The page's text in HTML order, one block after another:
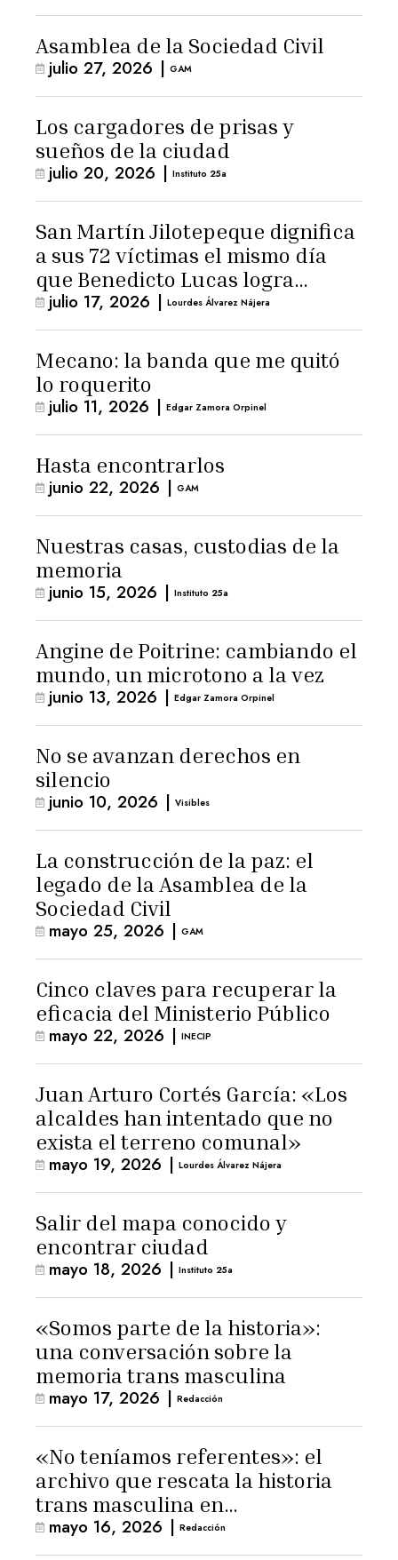
Asamblea de la Sociedad Civil
julio 27, 2026 | GAM
Los cargadores de prisas y
sueños de la ciudad
julio 20, 2026 | Instituto 25a
San Martín Jilotepeque dignifica
a sus 72 víctimas el mismo día
que Benedicto Lucas logra
arresto domiciliario
julio 17, 2026 | Lourdes Álvarez Nájera
Mecano: la banda que me quitó
lo roquerito
julio 11, 2026 | Edgar Zamora Orpinel
Hasta encontrarlos
junio 22, 2026 | GAM
Nuestras casas, custodias de la
memoria
junio 15, 2026 | Instituto 25a
Angine de Poitrine: cambiando el
mundo, un microtono a la vez
junio 13, 2026 | Edgar Zamora Orpinel
No se avanzan derechos en
silencio
junio 10, 2026 | Visibles
La construcción de la paz: el
legado de la Asamblea de la
Sociedad Civil
mayo 25, 2026 | GAM
Cinco claves para recuperar la
eficacia del Ministerio Público
mayo 22, 2026 | INECIP
Juan Arturo Cortés García: «Los
alcaldes han intentado que no
exista el terreno comunal»
mayo 19, 2026 | Lourdes Álvarez Nájera
Salir del mapa conocido y
encontrar ciudad
mayo 18, 2026 | Instituto 25a
«Somos parte de la historia»:
una conversación sobre la
memoria trans masculina
mayo 17, 2026 | Redacción
«No teníamos referentes»: el
archivo que rescata la historia
trans masculina en
Latinoamérica
mayo 16, 2026 | Redacción